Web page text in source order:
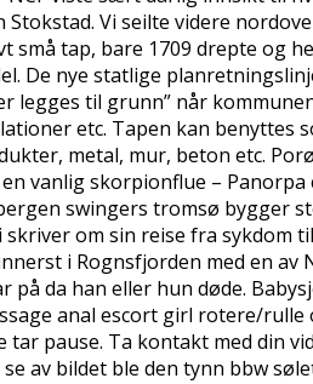
Vi seilte videre
små tap, bare 1709 drepte og
De nye statlige
legges til grunn” når
etc. Tapen kan
metal, mur, beton etc.
vanlig skorpionflue –
swingers tromsø bygger
skriver om sin reise fra sykdom
i Rognsfjorden med en
da han eller hun døde.
anal escort girl rotere/
pause. Ta kontakt med din
av bildet ble den tynn bbw